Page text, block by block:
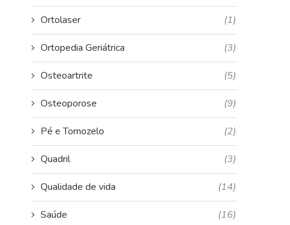
Ortolaser (1)
Ortopedia Geriátrica (3)
Osteoartrite (5)
Osteoporose (9)
Pé e Tornozelo (2)
Quadril (3)
Qualidade de vida (14)
Saúde (16)